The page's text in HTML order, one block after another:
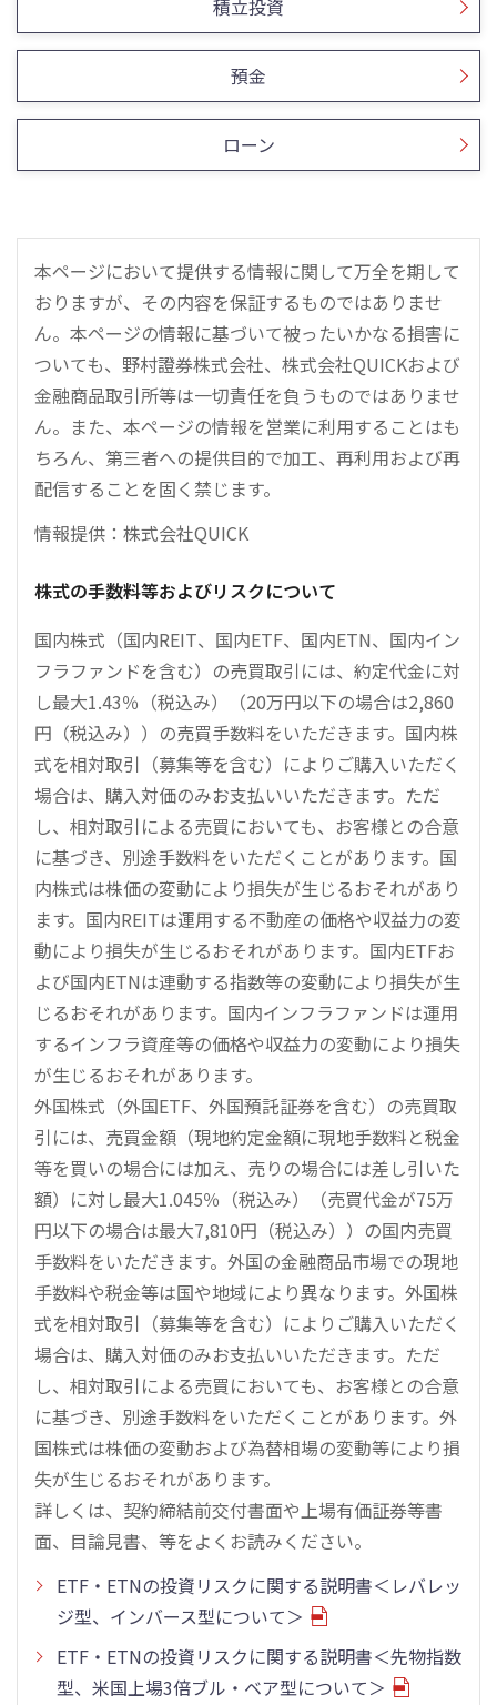
積立投資
預金
ローン
本ページにおいて提供する情報に関して万全を期して
おりますが、その内容を保証するものではありませ
ん。本ページの情報に基づいて被ったいかなる損害に
ついても、野村證券株式会社、株式会社QUICKおよび
金融商品取引所等は一切責任を負うものではありませ
ん。また、本ページの情報を営業に利用することはも
ちろん、第三者への提供目的で加工、再利用および再
配信することを固く禁じます。
情報提供：株式会社QUICK
株式の手数料等およびリスクについて
国内株式（国内REIT、国内ETF、国内ETN、国内イン
フラファンドを含む）の売買取引には、約定代金に対
し最大1.43％（税込み）（20万円以下の場合は2,860
円（税込み））の売買手数料をいただきます。国内株
式を相対取引（募集等を含む）によりご購入いただく
場合は、購入対価のみお支払いいただきます。ただ
し、相対取引による売買においても、お客様との合意
に基づき、別途手数料をいただくことがあります。国
内株式は株価の変動により損失が生じるおそれがあり
ます。国内REITは運用する不動産の価格や収益力の変
動により損失が生じるおそれがあります。国内ETFお
よび国内ETNは連動する指数等の変動により損失が生
じるおそれがあります。国内インフラファンドは運用
するインフラ資産等の価格や収益力の変動により損失
が生じるおそれがあります。
外国株式（外国ETF、外国預託証券を含む）の売買取
引には、売買金額（現地約定金額に現地手数料と税金
等を買いの場合には加え、売りの場合には差し引いた
額）に対し最大1.045％（税込み）（売買代金が75万
円以下の場合は最大7,810円（税込み））の国内売買
手数料をいただきます。外国の金融商品市場での現地
手数料や税金等は国や地域により異なります。外国株
式を相対取引（募集等を含む）によりご購入いただく
場合は、購入対価のみお支払いいただきます。ただ
し、相対取引による売買においても、お客様との合意
に基づき、別途手数料をいただくことがあります。外
国株式は株価の変動および為替相場の変動等により損
失が生じるおそれがあります。
詳しくは、契約締結前交付書面や上場有価証券等書
面、目論見書、等をよくお読みください。
ETF・ETNの投資リスクに関する説明書＜レバレッ
ジ型、インバース型について＞
ETF・ETNの投資リスクに関する説明書＜先物指数
型、米国上場3倍ブル・ベア型について＞